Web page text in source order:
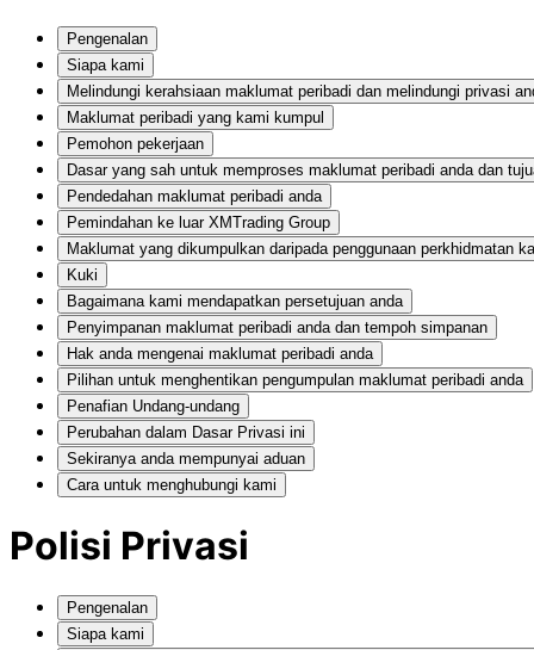
Pengenalan
Siapa kami
Melindungi kerahsiaan maklumat peribadi dan melindungi privasi
Maklumat peribadi yang kami kumpul
Pemohon pekerjaan
Dasar yang sah untuk memproses maklumat peribadi anda dan
Pendedahan maklumat peribadi anda
Pemindahan ke luar XMTrading Group
Maklumat yang dikumpulkan daripada penggunaan perkhidmatan
Kuki
Bagaimana kami mendapatkan persetujuan anda
Penyimpanan maklumat peribadi anda dan tempoh simpanan
Hak anda mengenai maklumat peribadi anda
Pilihan untuk menghentikan pengumpulan maklumat peribadi anda
Penafian Undang-undang
Perubahan dalam Dasar Privasi ini
Sekiranya anda mempunyai aduan
Cara untuk menghubungi kami
Polisi Privasi
Pengenalan
Siapa kami